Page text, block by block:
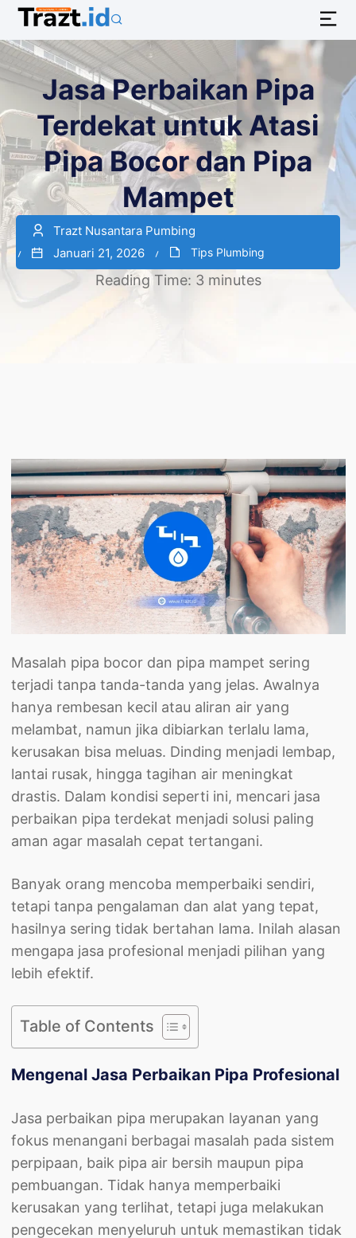
Jasa Perbaikan Pipa
Terdekat untuk Atasi
Pipa Bocor dan Pipa
Mampet
Trazt Nusantara Pumbing
Januari 21, 2026
Tips Plumbing
Reading Time: 3 minutes
Masalah pipa bocor dan pipa mampet sering
terjadi tanpa tanda-tanda yang jelas. Awalnya
hanya rembesan kecil atau aliran air yang
melambat, namun jika dibiarkan terlalu lama,
kerusakan bisa meluas. Dinding menjadi lembap,
lantai rusak, hingga tagihan air meningkat
drastis. Dalam kondisi seperti ini, mencari jasa
perbaikan pipa terdekat menjadi solusi paling
aman agar masalah cepat tertangani.
Banyak orang mencoba memperbaiki sendiri,
tetapi tanpa pengalaman dan alat yang tepat,
hasilnya sering tidak bertahan lama. Inilah alasan
mengapa jasa profesional menjadi pilihan yang
lebih efektif.
Table of Contents
Mengenal Jasa Perbaikan Pipa Profesional
Jasa perbaikan pipa merupakan layanan yang
fokus menangani berbagai masalah pada sistem
perpipaan, baik pipa air bersih maupun pipa
pembuangan. Tidak hanya memperbaiki
kerusakan yang terlihat, tetapi juga melakukan
pengecekan menyeluruh untuk memastikan tidak